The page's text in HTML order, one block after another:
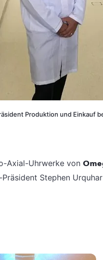
Produktion und Einkauf
Axial-Uhrwerke von
Stephen